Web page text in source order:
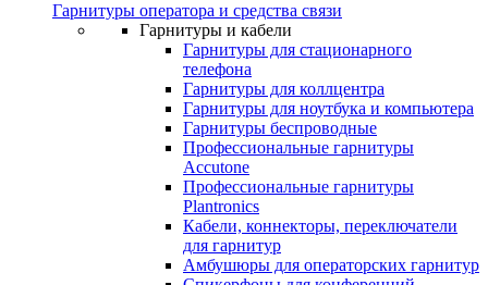
Гарнитуры оператора и средства связи
Гарнитуры и кабели
Гарнитуры для стационарного
телефона
Гарнитуры для коллцентра
Гарнитуры для ноутбука и компьютера
Гарнитуры беспроводные
Профессиональные гарнитуры
Accutone
Профессиональные гарнитуры
Plantronics
Кабели, коннекторы, переключатели
для гарнитур
Амбушюры для операторских гарнитур